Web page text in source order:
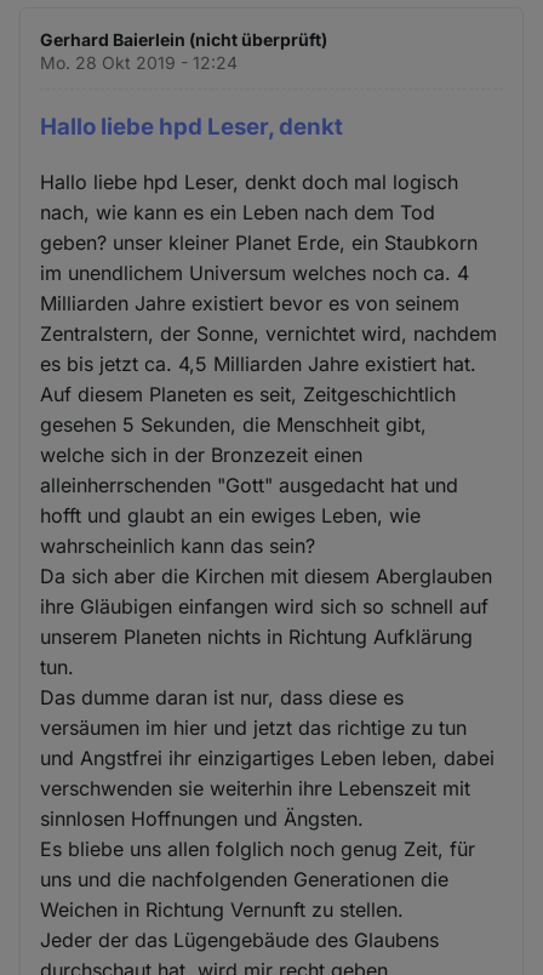
Gerhard Baierlein (nicht überprüft)
Mo. 28 Okt 2019 - 12:24
Hallo liebe hpd Leser, denkt
Hallo liebe hpd Leser, denkt doch mal logisch
nach, wie kann es ein Leben nach dem Tod
geben? unser kleiner Planet Erde, ein Staubkorn
im unendlichem Universum welches noch ca. 4
Milliarden Jahre existiert bevor es von seinem
Zentralstern, der Sonne, vernichtet wird, nachdem
es bis jetzt ca. 4,5 Milliarden Jahre existiert hat.
Auf diesem Planeten es seit, Zeitgeschichtlich
gesehen 5 Sekunden, die Menschheit gibt,
welche sich in der Bronzezeit einen
alleinherrschenden "Gott" ausgedacht hat und
hofft und glaubt an ein ewiges Leben, wie
wahrscheinlich kann das sein?
Da sich aber die Kirchen mit diesem Aberglauben
ihre Gläubigen einfangen wird sich so schnell auf
unserem Planeten nichts in Richtung Aufklärung
tun.
Das dumme daran ist nur, dass diese es
versäumen im hier und jetzt das richtige zu tun
und Angstfrei ihr einzigartiges Leben leben, dabei
verschwenden sie weiterhin ihre Lebenszeit mit
sinnlosen Hoffnungen und Ängsten.
Es bliebe uns allen folglich noch genug Zeit, für
uns und die nachfolgenden Generationen die
Weichen in Richtung Vernunft zu stellen.
Jeder der das Lügengebäude des Glaubens
durchschaut hat, wird mir recht geben.